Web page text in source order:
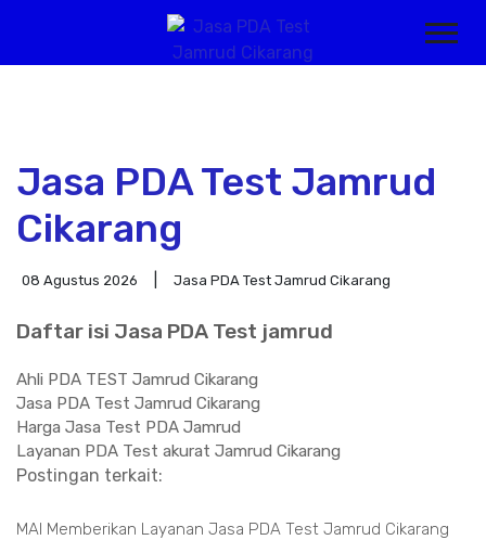
Jasa PDA Test Jamrud
Cikarang
08 Agustus 2026 Jasa PDA Test Jamrud Cikarang
Daftar isi Jasa PDA Test jamrud
Ahli PDA TEST Jamrud Cikarang
Jasa PDA Test Jamrud Cikarang
Harga Jasa Test PDA Jamrud
Layanan PDA Test akurat Jamrud Cikarang
Postingan terkait:
MAI Memberikan Layanan Jasa PDA Test Jamrud Cikarang